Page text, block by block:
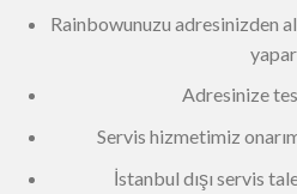
Rainbowunuzu adresinizden
Adresinize
Servis hizmetimiz
İstanbul dışı servis